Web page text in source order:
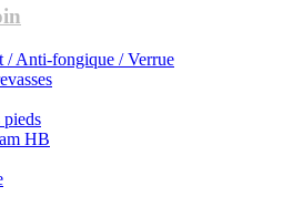
/ Anti-fongique / Verrue
pieds
HB